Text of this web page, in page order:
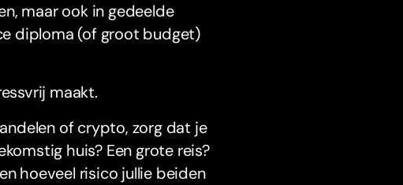
maar ook in gedeelde
diploma (of groot budget)
maakt.
of crypto, zorg dat je
huis? Een grote reis?
hoeveel risico jullie beiden